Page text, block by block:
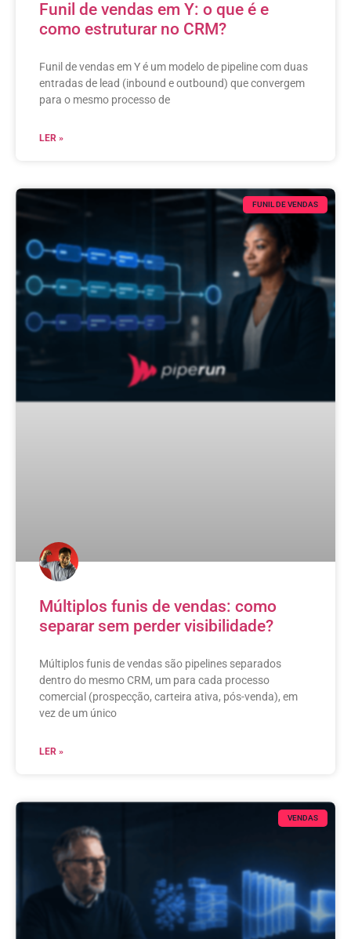
Funil de vendas em Y: o que é e
como estruturar no CRM?
Funil de vendas em Y é um modelo de pipeline com duas
entradas de lead (inbound e outbound) que convergem
para o mesmo processo de
LER »
FUNIL DE VENDAS
Múltiplos funis de vendas: como
separar sem perder visibilidade?
Múltiplos funis de vendas são pipelines separados
dentro do mesmo CRM, um para cada processo
comercial (prospecção, carteira ativa, pós-venda), em
vez de um único
LER »
VENDAS